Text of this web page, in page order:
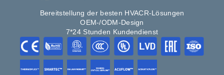
Bereitstellung der besten HVACR-Lösungen
OEM-/ODM-Design
7*24 Stunden Kundendienst